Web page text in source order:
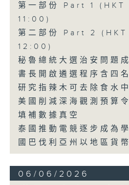
第一部份 Part 1
11:00)
第二部份 Part 2
12:00)
秘魯總統大選治安問題
書長開啟遴選程序含四
研究指辣木可去除食水
美國削減深海觀測預算
填補數據真空
泰國推動電競逐步成為
國巴伐利亞州以地區貨
06/06/2026